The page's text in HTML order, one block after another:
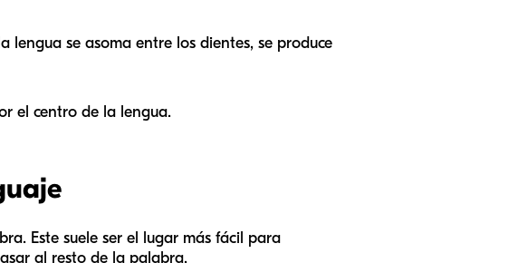
lengua se asoma entre los dientes, se produce
el centro de la lengua.
Este suele ser el lugar más fácil para
al resto de la palabra.